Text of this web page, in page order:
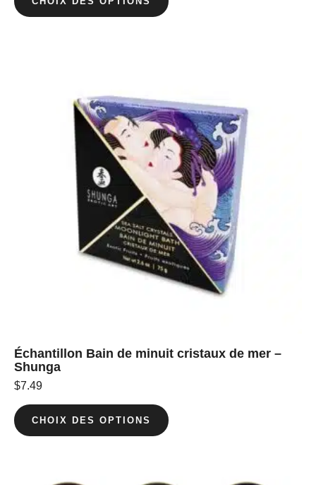
Échantillon Bain de minuit cristaux de mer –
Shunga
$7.49
CHOIX DES OPTIONS